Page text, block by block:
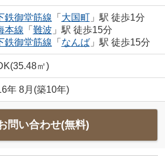
鉄御堂筋線 「 大国町」駅 徒歩1分
本線 「 難波 」駅 徒歩15分
鉄御堂筋線 「 なんば」駅 徒歩15分
㎡)
年 8月(築10年)
問い合わせ(無料)